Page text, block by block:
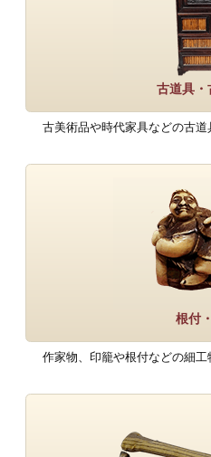
古道具・
古美術品や時代家具などの古道
根付
作家物、印籠や根付などの細工